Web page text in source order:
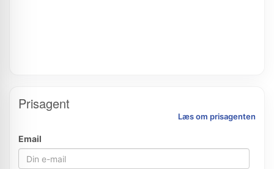
Prisagent
Læs om prisagenten
Email